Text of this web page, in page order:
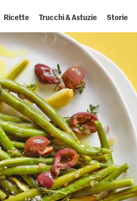
Ricette Trucchi & Astuzie Storie